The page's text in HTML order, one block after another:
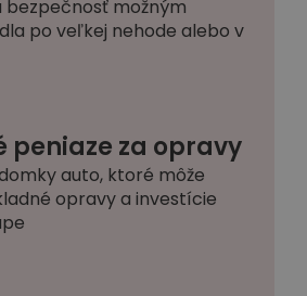
bezpečnosť možným
po veľkej nehode alebo v
peniaze za opravy
auto, ktoré môže
opravy a investície